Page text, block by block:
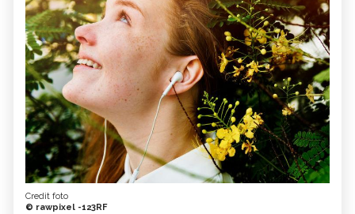
Credit foto
© rawpixel -123RF